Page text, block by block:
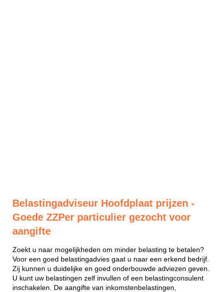
Belastingadviseur Hoofdplaat prijzen -
Goede ZZPer particulier gezocht voor
aangifte
Zoekt u naar mogelijkheden om minder belasting te betalen?
Voor een goed belastingadvies gaat u naar een erkend bedrijf.
Zij kunnen u duidelijke en goed onderbouwde adviezen geven.
U kunt uw belastingen zelf invullen of een belastingconsulent
inschakelen. De aangifte van inkomstenbelastingen,